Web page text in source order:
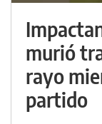
murió
rayo
partido